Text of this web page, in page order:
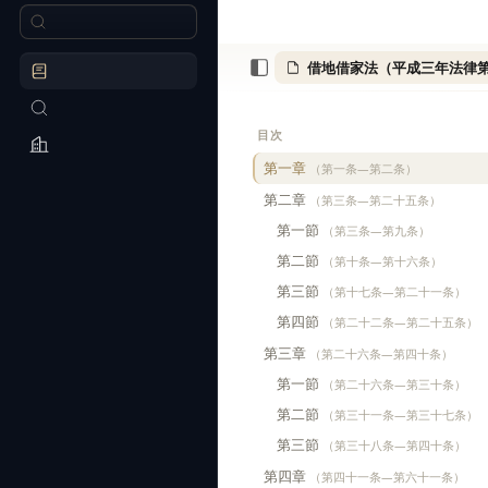
目次
第一章 （第一条―第二条）
第二章 （第三条―第二十五条）
第一節 （第三条―第九条）
第二節 （第十条―第十六条）
第三節 （第十七条―第二十一条）
第四節 （第二十二条―第二十五条）
第三章 （第二十六条―第四十条）
第一節 （第二十六条―第三十条）
第二節 （第三十一条―第三十七条）
第三節 （第三十八条―第四十条）
第四章 （第四十一条―第六十一条）